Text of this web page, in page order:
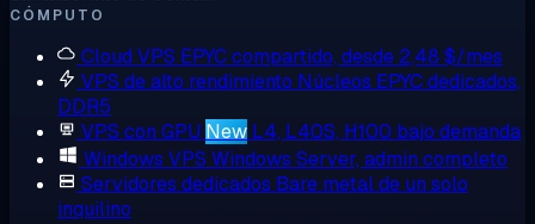
CÓMPUTO
Cloud VPS EPYC compartido, desde 2,48 $/mes
VPS de alto rendimiento Núcleos EPYC dedicados,
DDR5
VPS con GPU New L4, L40S, H100 bajo demanda
Windows VPS Windows Server, admin completo
Servidores dedicados Bare metal de un solo
inquilino